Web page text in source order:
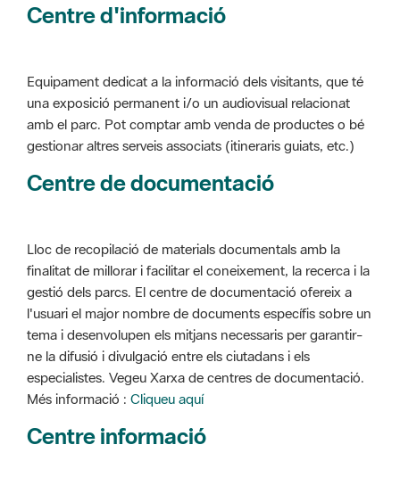
Centre d'informació
Equipament dedicat a la informació dels visitants, que té
una exposició permanent i/o un audiovisual relacionat
amb el parc. Pot comptar amb venda de productes o bé
gestionar altres serveis associats (itineraris guiats, etc.)
Centre de documentació
Lloc de recopilació de materials documentals amb la
finalitat de millorar i facilitar el coneixement, la recerca i la
gestió dels parcs. El centre de documentació ofereix a
l'usuari el major nombre de documents específis sobre un
tema i desenvolupen els mitjans necessaris per garantir-
ne la difusió i divulgació entre els ciutadans i els
especialistes. Vegeu Xarxa de centres de documentació.
Més informació : Cliqueu aquí
Centre informació